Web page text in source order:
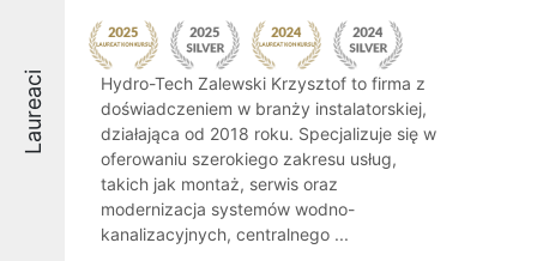
Laureaci
Hydro-Tech Zalewski Krzysztof to firma z
doświadczeniem w branży instalatorskiej,
działająca od 2018 roku. Specjalizuje się w
oferowaniu szerokiego zakresu usług,
takich jak montaż, serwis oraz
modernizacja systemów wodno-
kanalizacyjnych, centralnego ...